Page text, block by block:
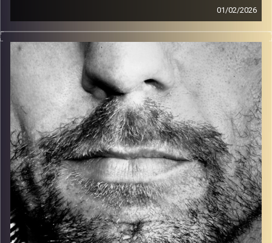
01/02/2026
זיפים, מוזיקה מחוספסת של הופעות חיות. הרבה ג'אם, רוק,
בלוז, bluegrass, ג'אז, Fאנק, פרוגרסיב ואפילו אלקטרוניקה.
כל מה שחי, אמיתי ונושם.
עם שמוליק רגב.
קרדיט תמונות: David Goehring